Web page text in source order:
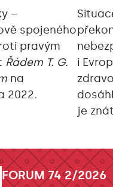
–
spojeného
pravým
Řádem T. G.
na
2022.
i
je
FORUM 74 2/2026